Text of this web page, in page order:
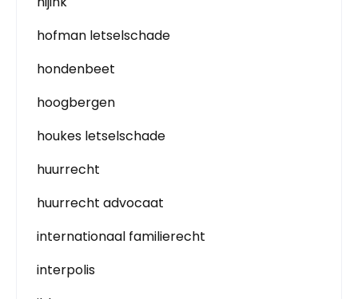
hofman letselschade
hondenbeet
hoogbergen
houkes letselschade
huurrecht
huurrecht advocaat
internationaal familierecht
interpolis